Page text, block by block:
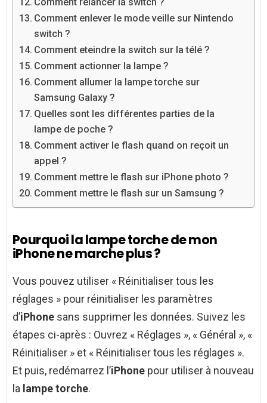
Comment enlever le mode veille sur Nintendo
switch ?
Comment eteindre la switch sur la télé ?
Comment actionner la lampe ?
Comment allumer la lampe torche sur
Samsung Galaxy ?
Quelles sont les différentes parties de la
lampe de poche ?
Comment activer le flash quand on reçoit un
appel ?
Comment mettre le flash sur iPhone photo ?
Comment mettre le flash sur un Samsung ?
Pourquoi la lampe torche de mon
iPhone ne marche plus ?
Vous pouvez utiliser « Réinitialiser tous les
réglages » pour réinitialiser les paramètres
d’iPhone sans supprimer les données. Suivez les
étapes ci-après : Ouvrez « Réglages », « Général », «
Réinitialiser » et « Réinitialiser tous les réglages ».
Et puis, redémarrez l’iPhone pour utiliser à nouveau
la lampe torche.